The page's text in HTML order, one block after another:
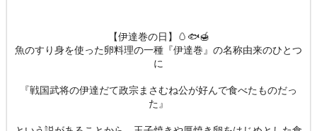
【伊達巻の日】🥚🐟🍯
魚のすり身を使った卵料理の一種『伊達巻』の名称由来のひとつ
に
『戦国武将の伊達だて政宗まさむね公が好んで食べたものだっ
た』